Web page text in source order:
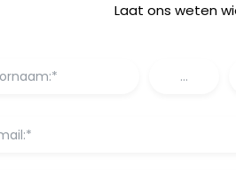
Laat ons weten